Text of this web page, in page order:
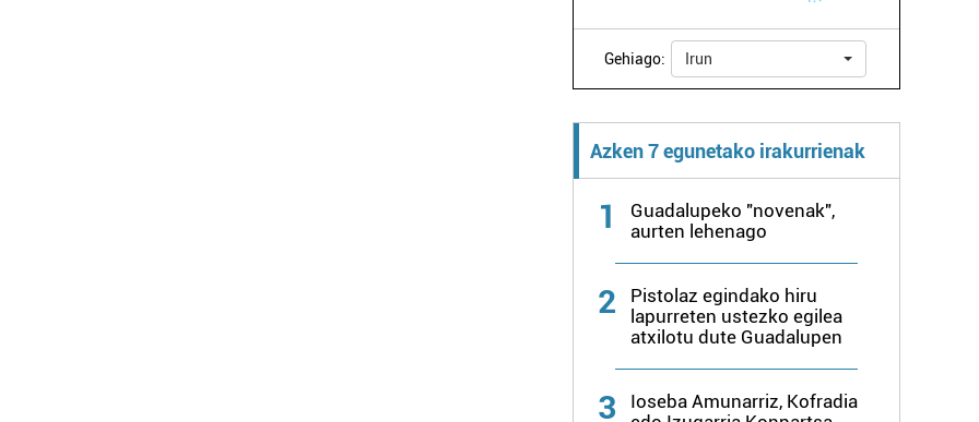
Gehiago: Irun
Azken 7 egunetako irakurrienak
1
Guadalupeko "novenak",
aurten lehenago
2
Pistolaz egindako hiru
lapurreten ustezko egilea
atxilotu dute Guadalupen
3
Ioseba Amunarriz, Kofradia